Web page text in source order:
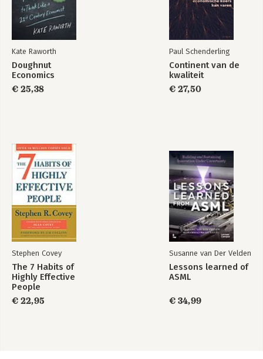
Kate Raworth
Doughnut
Economics
€ 25,38
Paul Schenderling
Continent van de
kwaliteit
€ 27,50
Stephen Covey
The 7 Habits of
Highly Effective
People
€ 22,95
Susanne van Der Velden
Lessons learned of
ASML
€ 34,99